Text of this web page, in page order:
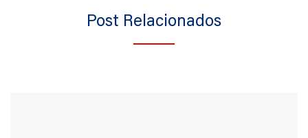
Post Relacionados